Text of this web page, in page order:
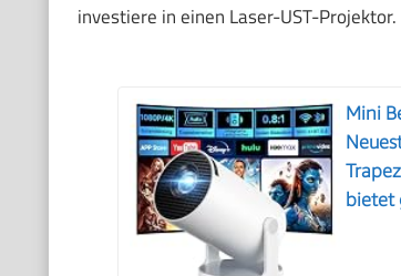
investiere in einen Laser-UST-Projektor.
Mini
bietet